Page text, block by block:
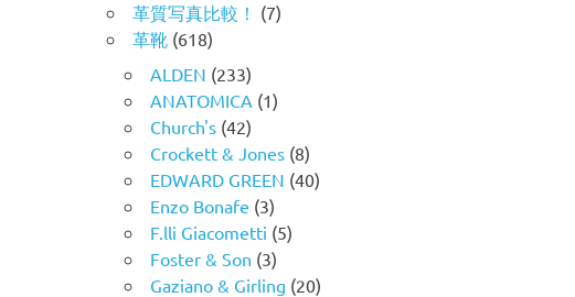
革質写真比較！ (7)
革靴 (618)
ALDEN (233)
ANATOMICA (1)
Church's (42)
Crockett & Jones (8)
EDWARD GREEN (40)
Enzo Bonafe (3)
F.lli Giacometti (5)
Foster & Son (3)
Gaziano & Girling (20)